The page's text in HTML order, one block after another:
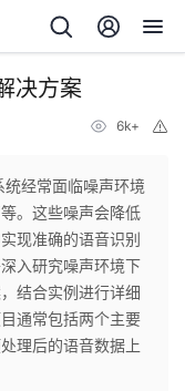
决方案
6k+
统经常面临噪声环境
。这些噪声会降低
现准确的语音识别
入研究噪声环境下
结合实例进行详细
通常包括两个主要
理后的语音数据上